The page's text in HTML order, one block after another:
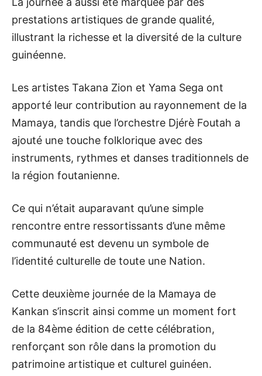
prestations artistiques de grande qualité,
illustrant la richesse et la diversité de la culture
guinéenne.
Les artistes Takana Zion et Yama Sega ont
apporté leur contribution au rayonnement de la
Mamaya, tandis que l’orchestre Djérè Foutah a
ajouté une touche folklorique avec des
instruments, rythmes et danses traditionnels de
la région foutanienne.
Ce qui n’était auparavant qu’une simple
rencontre entre ressortissants d’une même
communauté est devenu un symbole de
l’identité culturelle de toute une Nation.
Cette deuxième journée de la Mamaya de
Kankan s’inscrit ainsi comme un moment fort
de la 84ème édition de cette célébration,
renforçant son rôle dans la promotion du
patrimoine artistique et culturel guinéen.